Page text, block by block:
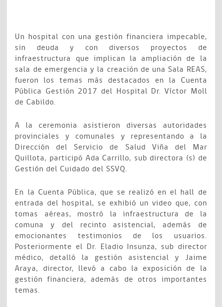
Un hospital con una gestión financiera impecable,
sin deuda y con diversos proyectos de
infraestructura que implican la ampliación de la
sala de emergencia y la creación de una Sala REAS,
fueron los temas más destacados en la Cuenta
Pública Gestión 2017 del Hospital Dr. Víctor Moll
de Cabildo.
A la ceremonia asistieron diversas autoridades
provinciales y comunales y representando a la
Dirección del Servicio de Salud Viña del Mar
Quillota, participó Ada Carrillo, sub directora (s) de
Gestión del Cuidado del SSVQ.
En la Cuenta Pública, que se realizó en el hall de
entrada del hospital, se exhibió un video que, con
tomas aéreas, mostró la infraestructura de la
comuna y del recinto asistencial, además de
emocionantes testimonios de los usuarios.
Posteriormente el Dr. Eladio Insunza, sub director
médico, detalló la gestión asistencial y Jaime
Araya, director, llevó a cabo la exposición de la
gestión financiera, además de otros importantes
temas.